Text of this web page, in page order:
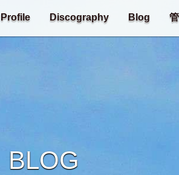
Profile Discography Blog
BLOG